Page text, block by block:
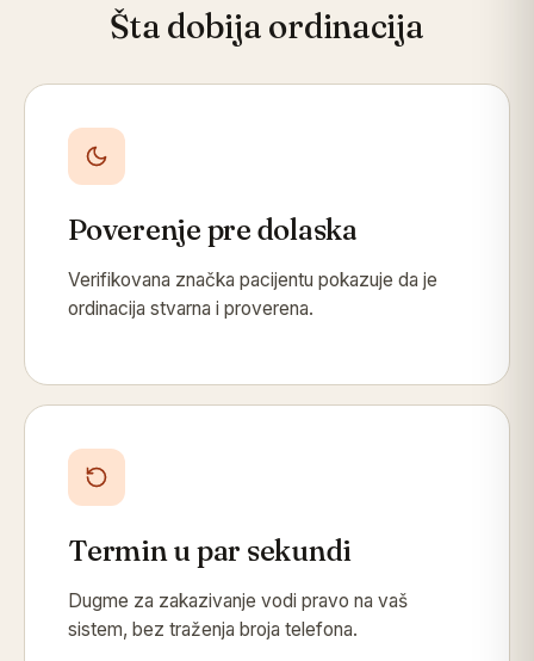
Šta dobija ordinacija
Poverenje pre dolaska
Verifikovana značka pacijentu pokazuje da je
ordinacija stvarna i proverena.
Termin u par sekundi
Dugme za zakazivanje vodi pravo na vaš
sistem, bez traženja broja telefona.